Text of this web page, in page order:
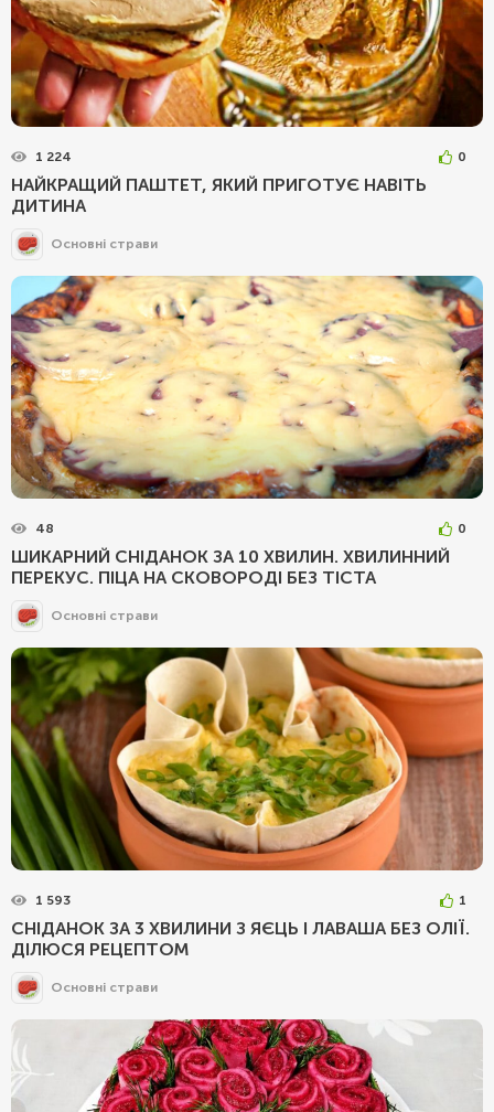
1 224 0
НАЙКРАЩИЙ ПАШТЕТ, ЯКИЙ ПРИГОТУЄ НАВІТЬ
ДИТИНА
Основні страви
48 0
ШИКАРНИЙ СНІДАНОК ЗА 10 ХВИЛИН. ХВИЛИННИЙ
ПЕРЕКУС. ПІЦА НА СКОВОРОДІ БЕЗ ТІСТА
Основні страви
1 593 1
СНІДАНОК ЗА 3 ХВИЛИНИ З ЯЄЦЬ І ЛАВАША БЕЗ ОЛІЇ.
ДІЛЮСЯ РЕЦЕПТОМ
Основні страви